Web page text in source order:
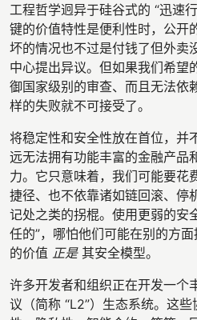
工程哲学迥异于硅谷式的 “迅速
键的价值特性是便利性时，公
坏的情况也不过是付钱了但外卖
中心提出异议。但如果我们希望
御国家级别的审查、而且无法依
样的失败就不可接受了。
将稳定性和安全性放在首位，并
远无法拥有功能丰富的金融产品
力。它只意味着，我们可能要花
捷径、也不依靠诸如链回滚、停
记处之类的拐棍。使用更弱的安
任的”，哪怕他们可能在别的方
的价值 正是其安全模型。
许多开发者和组织正在开发一个
议（简称 “L2”）生态系统。这